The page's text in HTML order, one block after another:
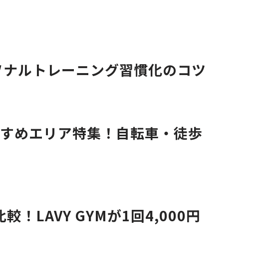
ルトレーニング習慣化のコツ
めエリア特集！自転車・徒歩
較！LAVY GYMが1回4,000円